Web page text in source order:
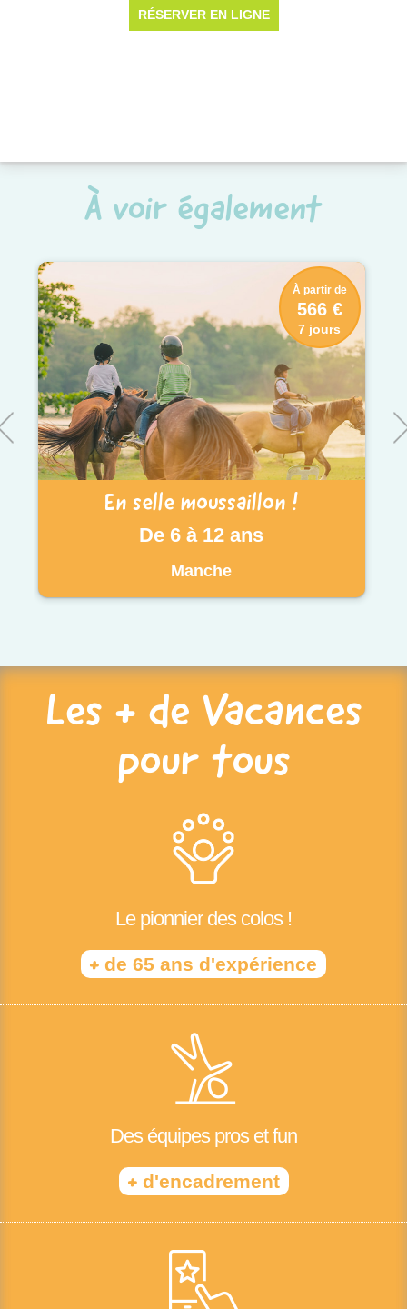
À voir également
En selle moussaillon !
De 6 à 12 ans
Manche
À partir de
566 €
7 jours
Les + de Vacances
pour tous
Le pionnier des colos !
+ de 65 ans d'expérience
Des équipes pros et fun
+d'encadrement